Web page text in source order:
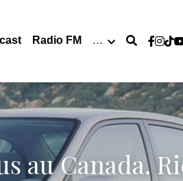
Radio FM …
au Canada.